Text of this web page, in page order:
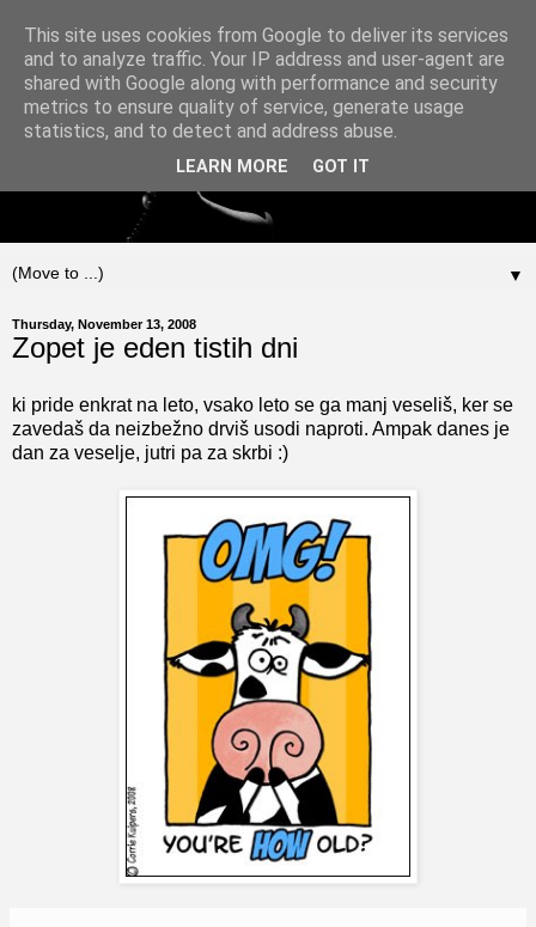
▼
Thursday, November 13, 2008
Zopet je eden tistih dni
ki pride enkrat na leto, vsako leto se ga manj veseliš, ker se
zavedaš da neizbežno drviš usodi naproti. Ampak danes je
dan za veselje, jutri pa za skrbi :)
This site uses cookies from Google to deliver its services
and to analyze traffic. Your IP address and user-agent are
shared with Google along with performance and security
metrics to ensure quality of service, generate usage
statistics, and to detect and address abuse.
LEARN MORE GOT IT